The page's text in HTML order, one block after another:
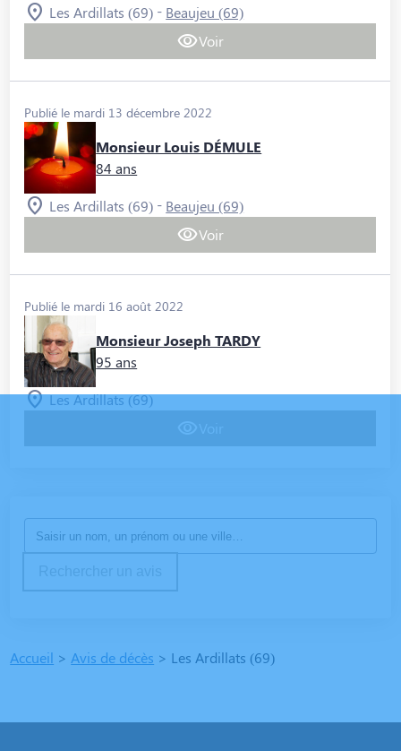
Les Ardillats (69) - Beaujeu (69)
Voir
Publié le mardi 13 décembre 2022
Monsieur Louis DÉMULE
84 ans
Les Ardillats (69) - Beaujeu (69)
Voir
Publié le mardi 16 août 2022
Monsieur Joseph TARDY
95 ans
Les Ardillats (69)
Accueil > Avis de décès > Les Ardillats (69)